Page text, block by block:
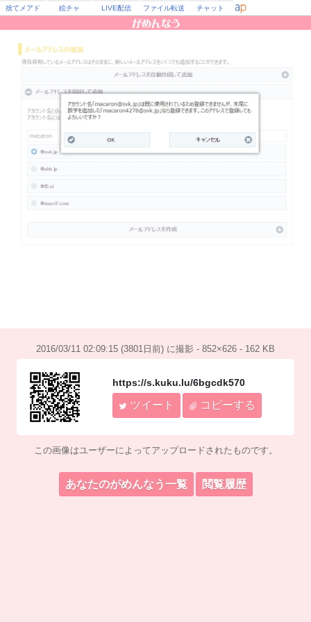
捨てメアド 絵チャ LIVE配信 ファイル転送 チャット
2016/03/11 02:09:15 (3801日前) に撮影 - 852×626 - 162 KB
https://s.kuku.lu/6bgcdk570
ツイート コピーする
この画像はユーザーによってアップロードされたものです。
あなたのがめんなう一覧 閲覧履歴